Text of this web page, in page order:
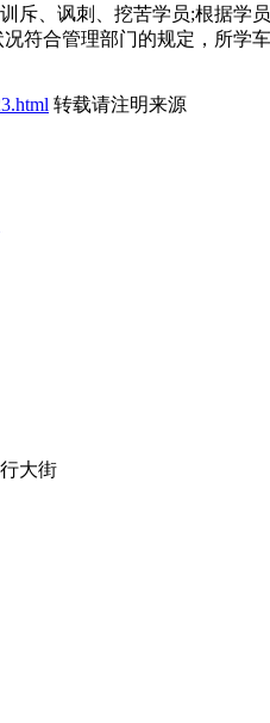
斥、讽刺、挖苦学员;根据学
符合管理部门的规定，所学
转载请注明来源
大街